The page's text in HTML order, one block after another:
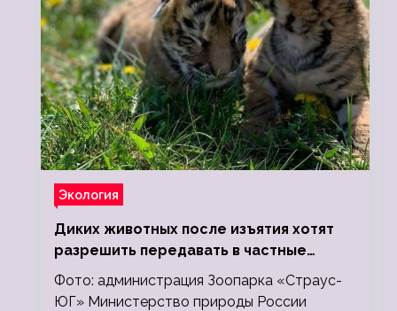
Экология
Диких животных после изъятия хотят
разрешить передавать в частные
зоопарки
Фото: администрация Зоопарка «Страус-
ЮГ» Министерство природы России